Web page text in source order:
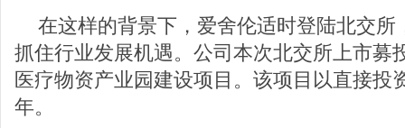
在这样的背景下，爱舍伦适时登陆北交
抓住行业发展机遇。公司本次北交所上市募
医疗物资产业园建设项目。该项目以直接投
年。